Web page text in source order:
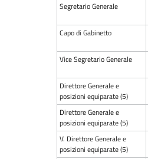
Segretario Generale
Capo di Gabinetto
Vice Segretario Generale
Direttore Generale e
posizioni equiparate (5)
Direttore Generale e
posizioni equiparate (5)
V. Direttore Generale e
posizioni equiparate (5)